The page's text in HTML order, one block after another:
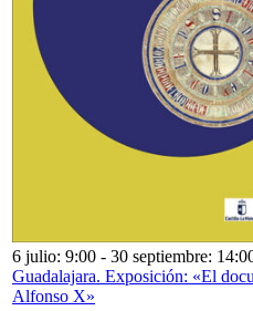
6 julio: 9:00 - 30 septiembre:
Guadalajara. Exposición: «El
Alfonso X»